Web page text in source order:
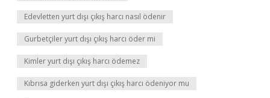
Edevletten yurt dışı çıkış harcı nasıl ödenir
Gurbetçiler yurt dışı çıkış harcı öder mi
Kimler yurt dışı çıkış harcı ödemez
Kıbrısa giderken yurt dışı çıkış harcı ödeniyor mu